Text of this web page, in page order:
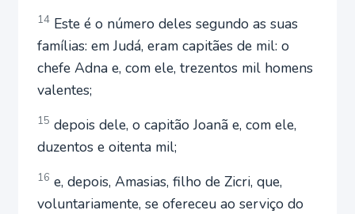
14 Este é o número deles segundo as suas
famílias: em Judá, eram capitães de mil: o
chefe Adna e, com ele, trezentos mil homens
valentes;
15 depois dele, o capitão Joanã e, com ele,
duzentos e oitenta mil;
16 e, depois, Amasias, filho de Zicri, que,
voluntariamente, se ofereceu ao serviço do